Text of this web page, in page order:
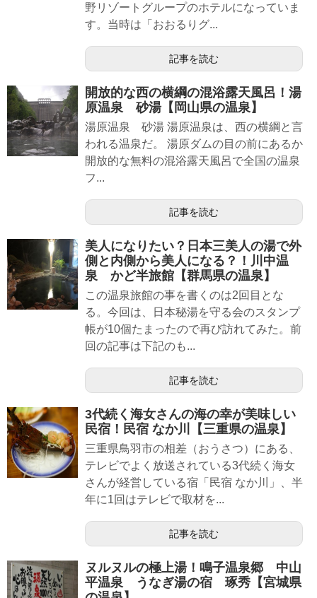
野リゾートグループのホテルになっていま
す。当時は「おおるりグ...
記事を読む
開放的な西の横綱の混浴露天風呂！湯
原温泉 砂湯【岡山県の温泉】
湯原温泉 砂湯 湯原温泉は、西の横綱と言
われる温泉だ。 湯原ダムの目の前にあるか
開放的な無料の混浴露天風呂で全国の温泉
フ...
記事を読む
美人になりたい？日本三美人の湯で外
側と内側から美人になる？！川中温
泉 かど半旅館【群馬県の温泉】
この温泉旅館の事を書くのは2回目とな
る。今回は、日本秘湯を守る会のスタンプ
帳が10個たまったので再び訪れてみた。前
回の記事は下記のも...
記事を読む
3代続く海女さんの海の幸が美味しい
民宿！民宿 なか川【三重県の温泉】
三重県鳥羽市の相差（おうさつ）にある、
テレビでよく放送されている3代続く海女
さんが経営している宿「民宿 なか川」、半
年に1回はテレビで取材を...
記事を読む
ヌルヌルの極上湯！鳴子温泉郷 中山
平温泉 うなぎ湯の宿 琢秀【宮城県